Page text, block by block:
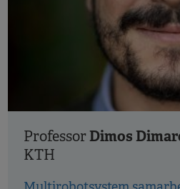
ProfessorDimos
KTH